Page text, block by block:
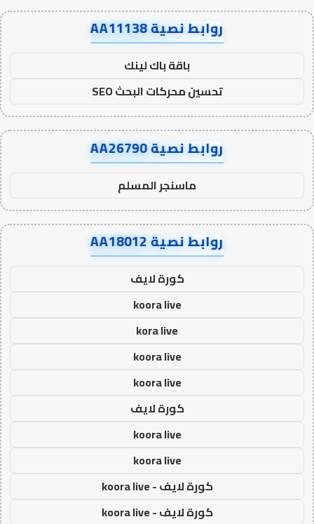
روابط نصية AA11138
باقة باك لينك
تحسين محركات البحث SEO
روابط نصية AA26790
ماسنجر المسلم
روابط نصية AA18012
كورة لايف
koora live
kora live
koora live
koora live
كورة لايف
koora live
koora live
كورة لايف - koora live
كورة لايف - koora live